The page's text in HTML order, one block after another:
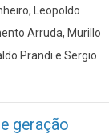
Leopoldo
Arruda, Murillo
Prandi e Sergio
geração